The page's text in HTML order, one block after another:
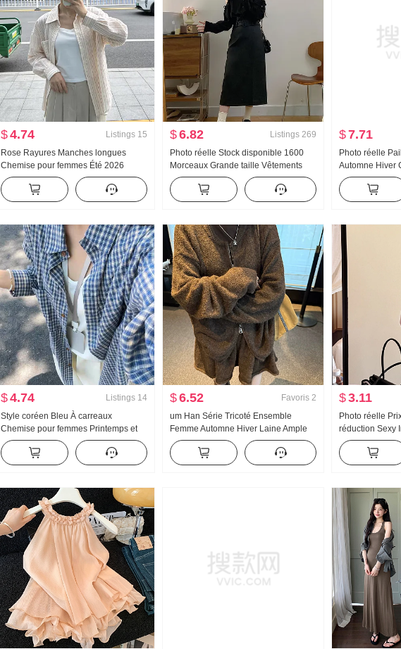
$4.74 Listings 15
Rose Rayures Manches longues
Chemise pour femmes Été 2026
Nouveau Version légère Style coréen
Ample Décontracté Protection solaire
Chemise Manteau
$6.82 Listings 269
Photo réelle Stock disponible 1600
Morceaux Grande taille Vêtements
pour femmes Col en V Épaules
dénudées Rayures verticales Texture
Chemise Taille haute Jupe en cuir
$7.71
Photo réelle
Automne Hiver
Fendu
Robe de soirée
$4.74 Listings 14
Style coréen Bleu À carreaux
Chemise pour femmes Printemps et
automne 2026 Nouveau Détente Vent
Chemise Ample Amincissant Top
$6.52 Favoris 2
um Han Série Tricoté Ensemble
Femme Automne Hiver Laine Ample
Détente Fermeture éclair Pull
Cardigan Demi-longueur Mini-jupe
Ensemble deux pièces
$3.11
Photo réelle
réduction Sexy
Manches
Version légère
solaire Blouse